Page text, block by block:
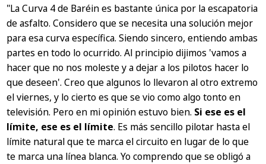
"La Curva 4 de Baréin es bastante única por la escapatoria
de asfalto. Considero que se necesita una solución mejor
para esa curva específica. Siendo sincero, entiendo ambas
partes en todo lo ocurrido. Al principio dijimos 'vamos a
hacer que no nos moleste y a dejar a los pilotos hacer lo
que deseen'. Creo que algunos lo llevaron al otro extremo
el viernes, y lo cierto es que se vio como algo tonto en
televisión. Pero en mi opinión estuvo bien. Si ese es el
límite, ese es el límite. Es más sencillo pilotar hasta el
límite natural que te marca el circuito en lugar de lo que
te marca una línea blanca. Yo comprendo que se obligó a